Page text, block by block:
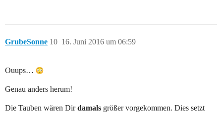
GrubeSonne 16. Juni 2016 um 06:59
10
Ouups…
Genau anders herum!
Die Tauben wären Dirdamals größer vorgekommen. Dies setzt